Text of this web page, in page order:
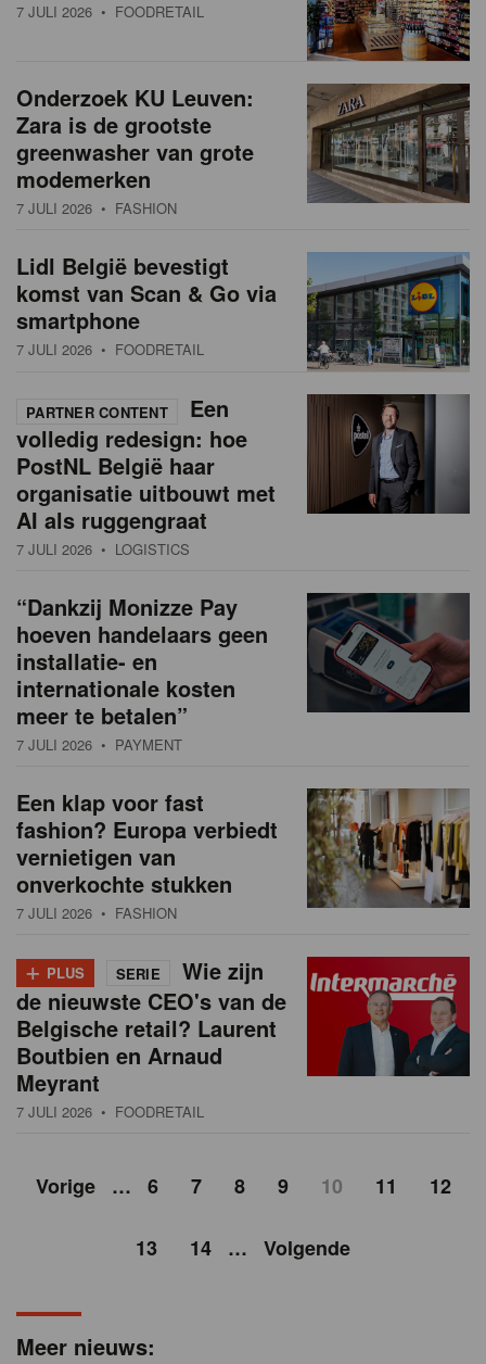
Meer nieuws:
7 JULI 2026 • FOODRETAIL
Onderzoek KU Leuven:
Zara is de grootste
greenwasher van grote
modemerken
7 JULI 2026 • FASHION
Lidl België bevestigt
komst van Scan & Go via
smartphone
7 JULI 2026 • FOODRETAIL
PARTNER CONTENT
Een
volledig redesign: hoe
PostNL België haar
organisatie uitbouwt met
AI als ruggengraat
7 JULI 2026 • LOGISTICS
“Dankzij Monizze Pay
hoeven handelaars geen
installatie- en
internationale kosten
meer te betalen”
7 JULI 2026 • PAYMENT
Een klap voor fast
fashion? Europa verbiedt
vernietigen van
onverkochte stukken
7 JULI 2026 • FASHION
+ PLUS SERIE
Wie zijn
de nieuwste CEO's van de
Belgische retail? Laurent
Boutbien en Arnaud
Meyrant
7 JULI 2026 • FOODRETAIL
Vorige … 6 7 8 9 10 11 12
13 14 … Volgende